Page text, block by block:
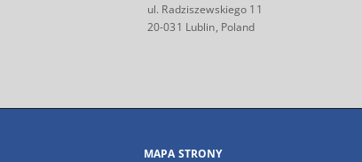
ul. Radziszewskiego 11
20-031 Lublin, Poland
MAPA STRONY